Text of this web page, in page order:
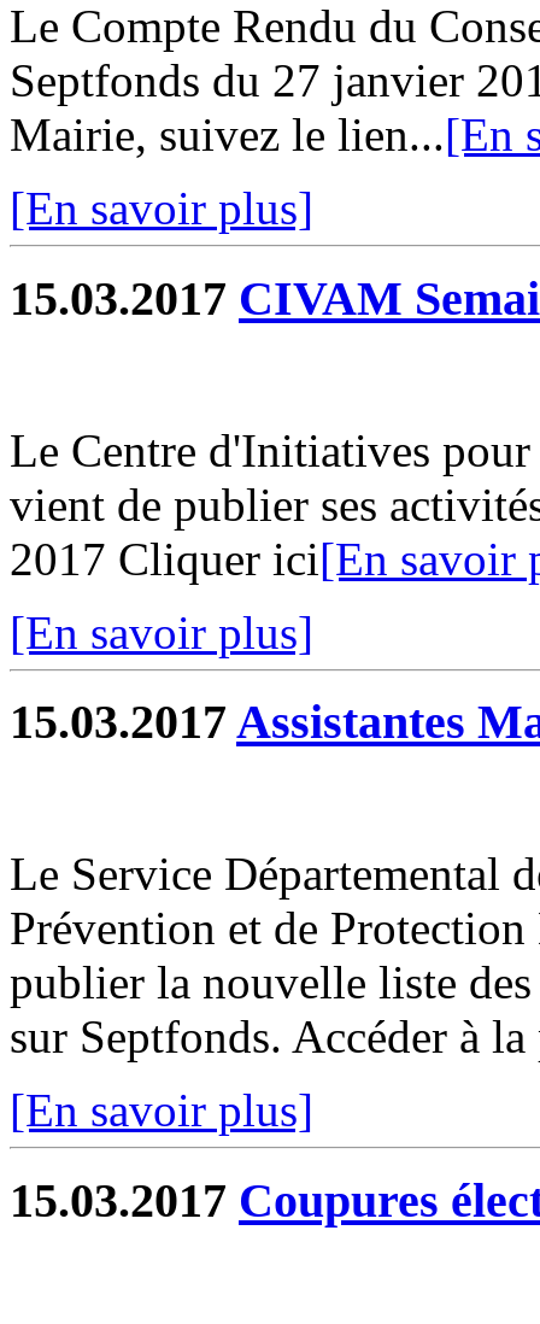
Le Compte Rendu du
Septfonds du 27 janvier
Mairie, suivez le lien...[En
[En savoir plus]
15.03.2017 CIVAM
Le Centre d'Initiatives
vient de publier ses
2017 Cliquer ici[En savoir
[En savoir plus]
15.03.2017 Assistantes
Le Service Départemental
Prévention et de
publier la nouvelle liste
sur Septfonds. Accéder à
[En savoir plus]
15.03.2017 Coupures